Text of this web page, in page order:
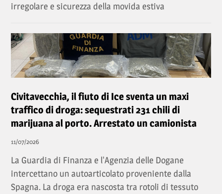
irregolare e sicurezza della movida estiva
Civitavecchia, il fiuto di Ice sventa un maxi
traffico di droga: sequestrati 231 chili di
marijuana al porto. Arrestato un camionista
11/07/2026
La Guardia di Finanza e l'Agenzia delle Dogane
intercettano un autoarticolato proveniente dalla
Spagna. La droga era nascosta tra rotoli di tessuto